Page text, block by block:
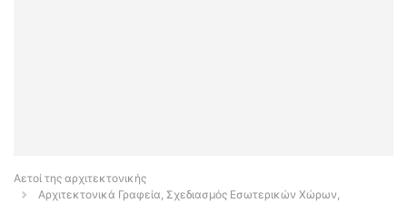
Αετοί της αρχιτεκτονικής
Αρχιτεκτονικά Γραφεία, Σχεδιασμός Εσωτερικών Χώρων,